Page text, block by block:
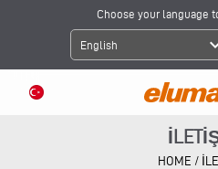
Choose your language
English
HOME /